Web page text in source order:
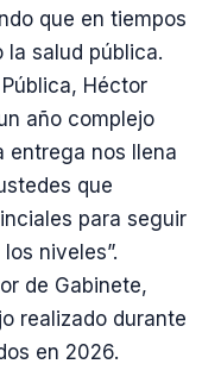
que en tiempos
salud pública.
Héctor
año complejo
entrega nos llena
que
para seguir
niveles”.
de Gabinete,
realizado durante
en 2026.